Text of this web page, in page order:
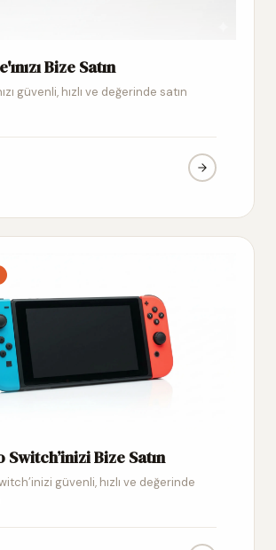
Bize Satın
güvenli, hızlı ve değerinde satın
Bize Satın
güvenli, hızlı ve değerinde